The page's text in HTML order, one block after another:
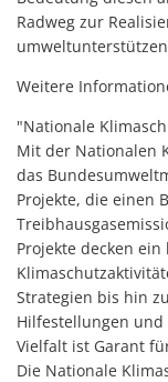
Radweg zur
Weitere
"Nationale
Mit der Nationalen
das
Projekte, die einen
Projekte decken
Strategien bis hin
Hilfestellungen und
Vielfalt ist Garant
Die Nationale